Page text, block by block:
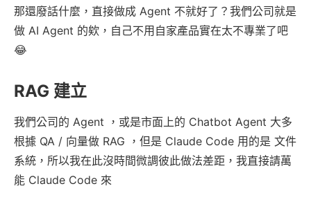
那還廢話什麼，直接做成 Agent 不就好了？我們公司就是
做 AI Agent 的欸，自己不用自家產品實在太不專業了吧
😂
RAG 建立
我們公司的 Agent ，或是市面上的 Chatbot Agent 大多
根據 QA / 向量做 RAG ，但是 Claude Code 用的是 文件
系統，所以我在此沒時間微調彼此做法差距，我直接請萬
能 Claude Code 來